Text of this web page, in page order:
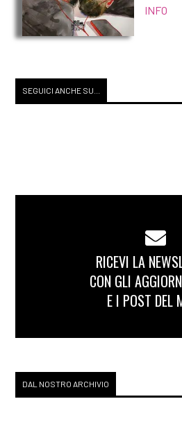
INFO
SEGUICI ANCHE SU...
RICEVI LA
CON GLI
E I POST DEL
DAL NOSTRO ARCHIVIO